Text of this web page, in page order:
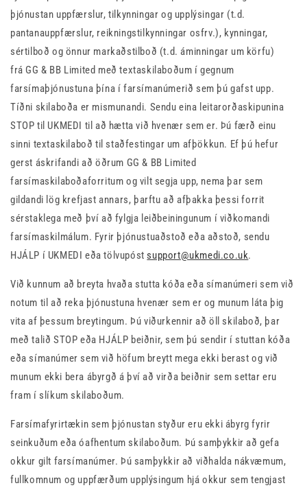
þjónustan uppfærslur, tilkynningar og upplýsingar (t.d.
pantanauppfærslur, reikningstilkynningar osfrv.), kynningar,
sértilboð og önnur markaðstilboð (t.d. áminningar um körfu)
frá GG & BB Limited með textaskilaboðum í gegnum
farsímaþjónustuna þína í farsímanúmerið sem þú gafst upp.
Tíðni skilaboða er mismunandi. Sendu eina leitarorðaskipunina
STOP til UKMEDI til að hætta við hvenær sem er. Þú færð einu
sinni textaskilaboð til staðfestingar um afþökkun. Ef þú hefur
gerst áskrifandi að öðrum GG & BB Limited
farsímaskilaboðaforritum og vilt segja upp, nema þar sem
gildandi lög krefjast annars, þarftu að afþakka þessi forrit
sérstaklega með því að fylgja leiðbeiningunum í viðkomandi
farsímaskilmálum. Fyrir þjónustuaðstoð eða aðstoð, sendu
HJÁLP í UKMEDI eða tölvupóstsupport@ukmedi.co.uk.
Við kunnum að breyta hvaða stutta kóða eða símanúmeri sem við
notum til að reka þjónustuna hvenær sem er og munum láta þig
vita af þessum breytingum. Þú viðurkennir að öll skilaboð, þar
með talið STOP eða HJÁLP beiðnir, sem þú sendir í stuttan kóða
eða símanúmer sem við höfum breytt mega ekki berast og við
munum ekki bera ábyrgð á því að virða beiðnir sem settar eru
fram í slíkum skilaboðum.
Farsímafyrirtækin sem þjónustan styður eru ekki ábyrg fyrir
seinkuðum eða óafhentum skilaboðum. Þú samþykkir að gefa
okkur gilt farsímanúmer. Þú samþykkir að viðhalda nákvæmum,
fullkomnum og uppfærðum upplýsingum hjá okkur sem tengjast